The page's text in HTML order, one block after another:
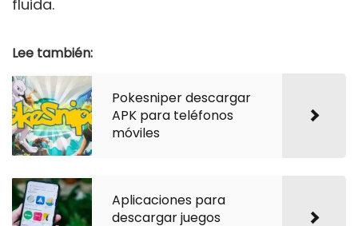
fluida.
Lee también:
Pokesniper descargar
APK para teléfonos
móviles
Aplicaciones para
descargar juegos